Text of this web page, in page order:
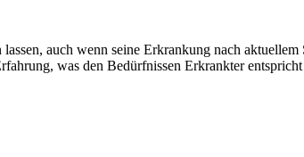
auch wenn seine Erkrankung nach
was den Bedürfnissen Erkrankter